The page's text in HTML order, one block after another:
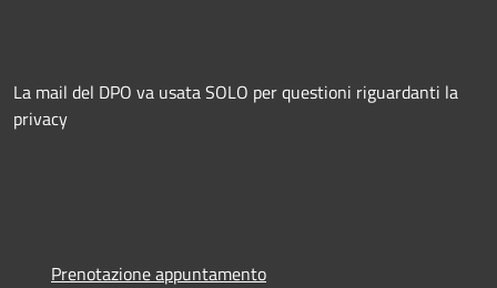
La mail del DPO va usata SOLO per questioni riguardanti la
privacy
Prenotazione appuntamento